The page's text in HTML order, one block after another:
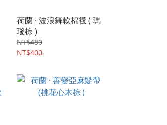
荷蘭 · 波浪舞軟棉襪 ( 瑪
瑙棕 )
NT$480
NT$400